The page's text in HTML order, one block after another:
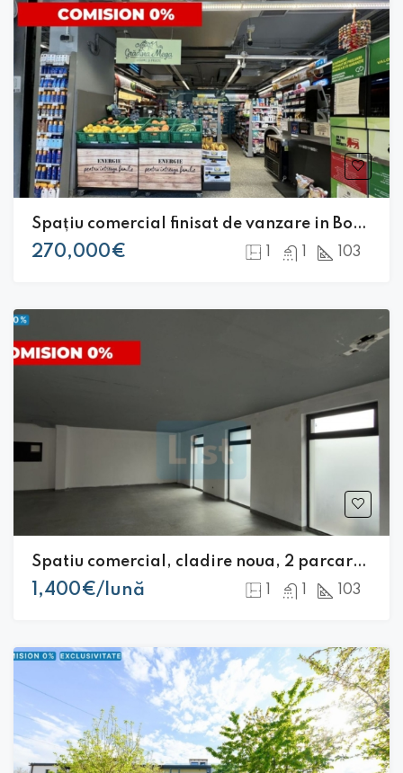
Spațiu comercial finisat de vanzare in Borhanci |
270,000€ 1 1 103
Spatiu comercial, cladire noua, 2 parcari, acces din stradă principala
1,400€/lună 1 1 103